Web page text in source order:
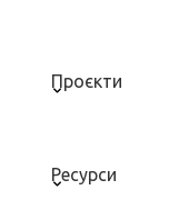
Проєкти
Ресурси